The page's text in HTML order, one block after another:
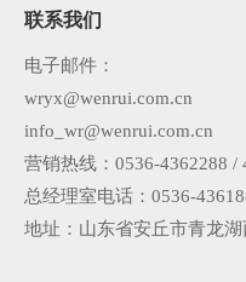
联系我们
电子邮件：
wryx@wenrui.com.cn
info_wr@wenrui.com.cn
营销热线：0536-4362288 /
总经理室电话：0536-
地址：山东省安丘市青龙